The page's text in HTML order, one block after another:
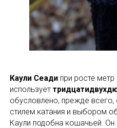
Каули Сеади при росте
использует
обусловлено, прежде всего,
стилем катания и выбором
Каули подобна кошачьей. Он